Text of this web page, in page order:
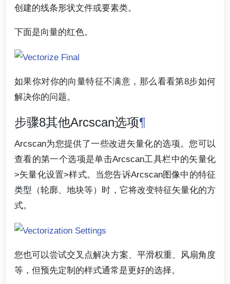
创建的线条形状文件或要素类。
下面是向量的红色。
如果你对你的向量特征不满意，那么看看第8步如何
解决你的问题。
步骤8其他Arcscan选项¶
Arcscan为您提供了一些改进矢量化的选项。您可以
查看的第一个选项是单击Arcscan工具栏中的矢量化
>矢量化设置>样式。当您告诉Arcscan图像中的特征
类型（轮廓、地块等）时，它将改变特征矢量化的方
式。
您也可以尝试交叉点解决方案、平滑权重、风扇角度
等，但预先定制的样式通常是更好的选择。